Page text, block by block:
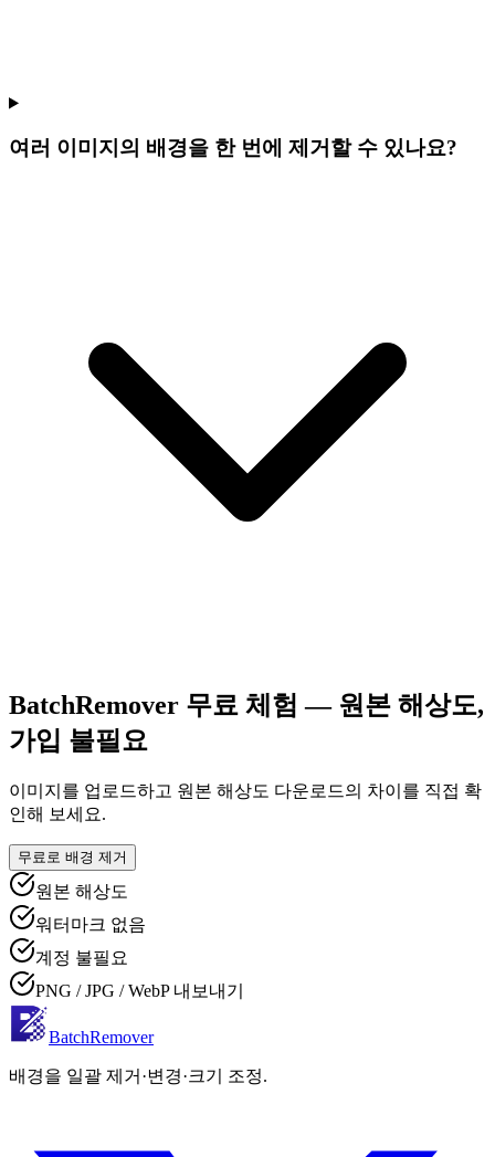
여러 이미지의 배경을 한 번에 제거할 수 있나요?
BatchRemover 무료 체험 — 원본 해상도,
가입 불필요
이미지를 업로드하고 원본 해상도 다운로드의 차이를 직접 확
인해 보세요.
무료로 배경 제거
원본 해상도
워터마크 없음
계정 불필요
PNG / JPG / WebP 내보내기
BatchRemover
배경을 일괄 제거·변경·크기 조정.